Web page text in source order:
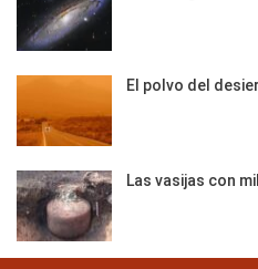
El polvo del
Las vasijas con